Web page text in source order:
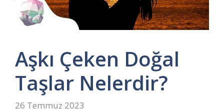
Aşkı Çeken Doğal
Taşlar Nelerdir?
26 Temmuz 2023